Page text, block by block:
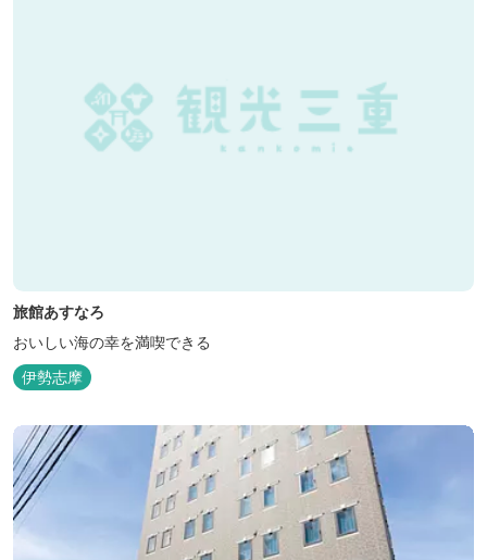
旅館あすなろ
おいしい海の幸を満喫できる
伊勢志摩